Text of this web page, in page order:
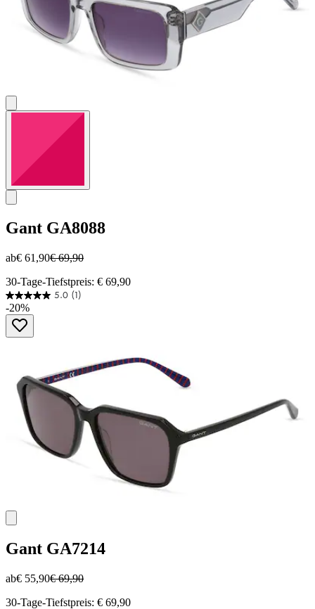
Gant GA8088
ab€ 61,90€ 69,90
30-Tage-Tiefstpreis: € 69,90
5.0 (1)
5.0
von
Sternen.
-20%
Gant GA7214
ab€ 55,90€ 69,90
30-Tage-Tiefstpreis: € 69,90